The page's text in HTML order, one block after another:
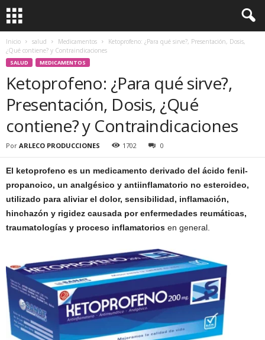
Inicio salud Medicamentos
Ketoprofeno: ¿Para qué sirve?, Presentación, Dosis,
¿Qué contiene? y Contraindicaciones
SALUD MEDICAMENTOS
Ketoprofeno: ¿Para qué sirve?,
Presentación, Dosis, ¿Qué
contiene? y Contraindicaciones
Por ARLECO PRODUCCIONES 1702 0
El ketoprofeno es un medicamento derivado del ácido fenil-
propanoico, un analgésico y antiinflamatorio no esteroideo,
utilizado para aliviar el dolor, sensibilidad, inflamación,
hinchazón y rigidez causada por enfermedades reumáticas,
traumatologías y proceso inflamatorios en general.